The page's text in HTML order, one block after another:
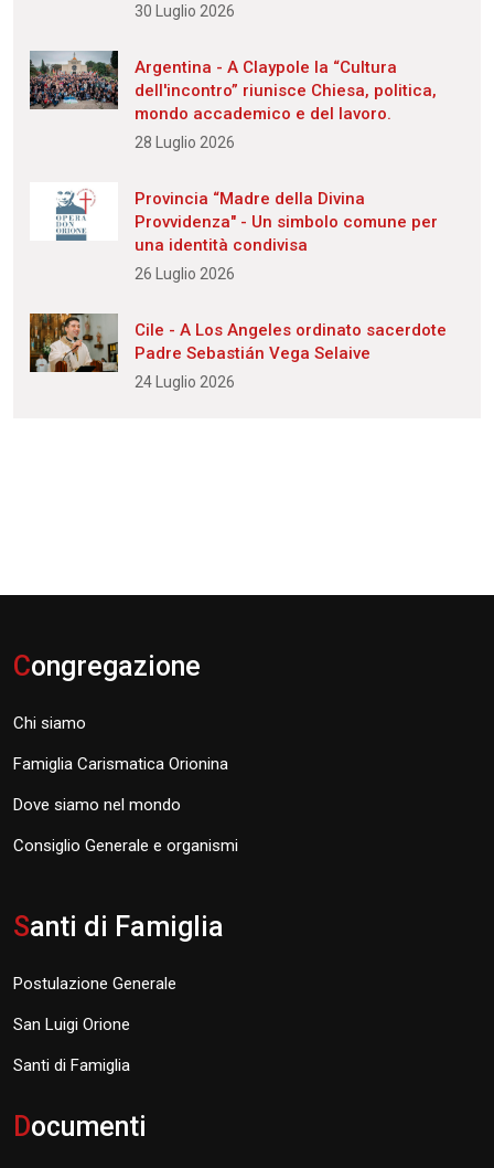
30 Luglio 2026
Argentina - A Claypole la “Cultura
dell'incontro” riunisce Chiesa, politica,
mondo accademico e del lavoro.
28 Luglio 2026
Provincia “Madre della Divina
Provvidenza" - Un simbolo comune per
una identità condivisa
26 Luglio 2026
Cile - A Los Angeles ordinato sacerdote
Padre Sebastián Vega Selaive
24 Luglio 2026
Congregazione
Chi siamo
Famiglia Carismatica Orionina
Dove siamo nel mondo
Consiglio Generale e organismi
Santi di Famiglia
Postulazione Generale
San Luigi Orione
Santi di Famiglia
Documenti